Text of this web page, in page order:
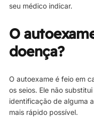
seu médico indicar.
O
doença?
O autoexame é feio em
os seios. Ele não
identificação de alguma
mais rápido possível.